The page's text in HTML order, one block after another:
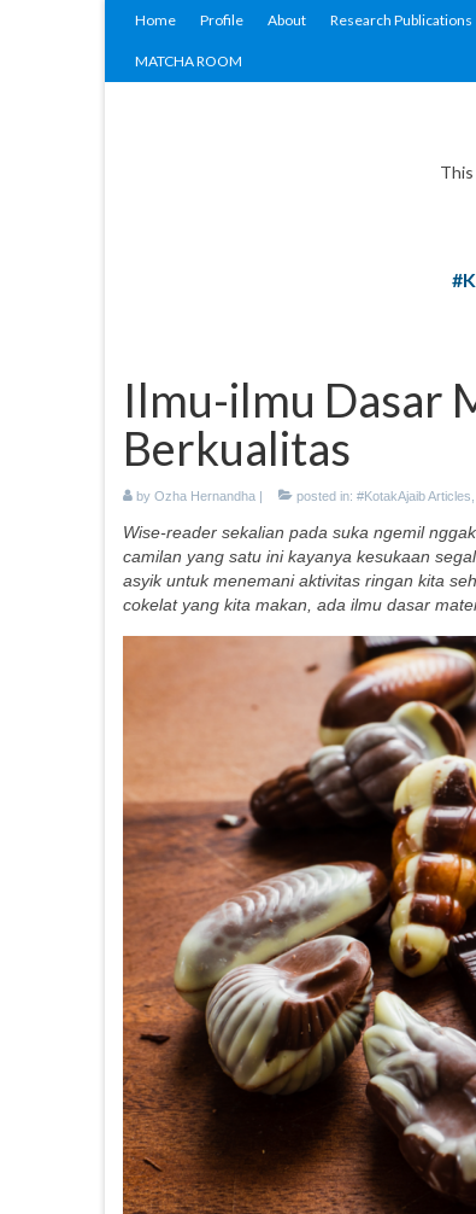
Home Profile About Research Publications
MATCHA ROOM
This
Ilmu-ilmu Dasar
Berkualitas
by Ozha Hernandha | posted in: #KotakAjaib Articles
Wise-reader sekalian pada suka ngemil
camilan yang satu ini kayanya kesukaan
asyik untuk menemani aktivitas ringan kita
cokelat yang kita makan, ada ilmu dasar